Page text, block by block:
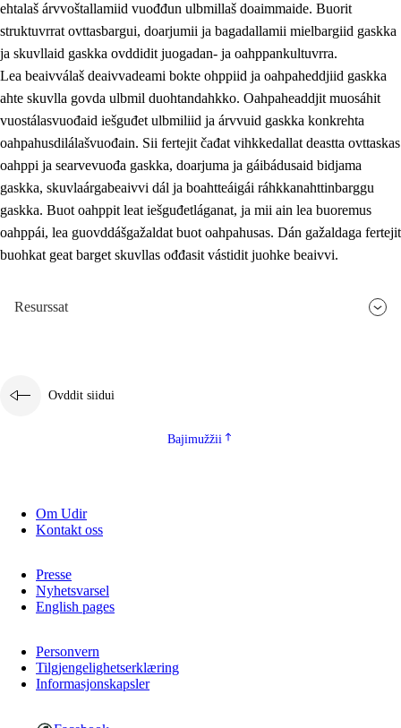
ehtalaš árvvoštallamiid vuođđun ulbmillaš doaimmaide. Buorit
struktuvrrat ovttasbargui, doarjumii ja bagadallamii mielbargiid gaskka
ja skuvllaid gaskka ovddidit juogadan- ja oahppankultuvrra.
Lea beaivválaš deaivvadeami bokte ohppiid ja oahpaheddjiid gaskka
ahte skuvlla govda ulbmil duohtandahkko. Oahpaheaddjit muosáhit
vuostálasvuođaid iešguđet ulbmiliid ja árvvuid gaskka konkrehta
oahpahusdilálašvuođain. Sii fertejit čađat vihkkedallat deastta ovttaskas
oahppi ja searvevuođa gaskka, doarjuma ja gáibádusaid bidjama
gaskka, skuvlaárgabeaivvi dál ja boahtteáigái ráhkkanahttinbarggu
gaskka. Buot oahppit leat iešguđetláganat, ja mii ain lea buoremus
oahppái, lea guovddášgažaldat buot oahpahusas. Dán gažaldaga fertejit
buohkat geat barget skuvllas ođđasit vástidit juohke beaivvi.
Resurssat
Ovddit siidui
Bajimužžii
Om Udir
Kontakt oss
Presse
Nyhetsvarsel
English pages
Personvern
Tilgjengelighetserklæring
Informasjonskapsler